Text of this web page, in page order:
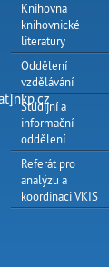
Knihovna
knihovnické
literatury
Oddělení
vzdělávání
Studijní a
informační
oddělení
Referát pro
analýzu a
koordinaci VKIS